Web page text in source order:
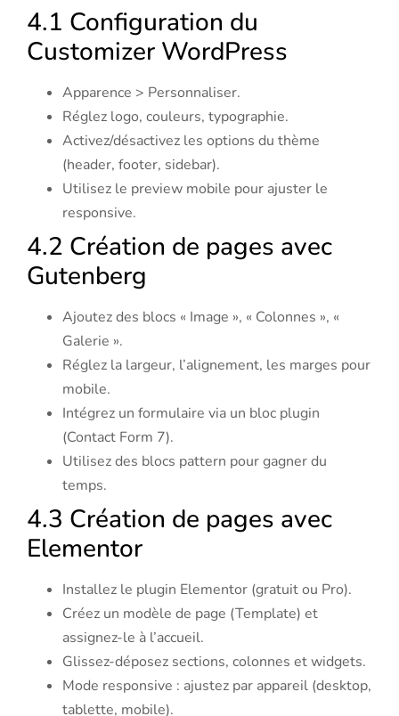
4.1 Configuration du
Customizer WordPress
Apparence > Personnaliser.
Réglez logo, couleurs, typographie.
Activez/désactivez les options du thème
(header, footer, sidebar).
Utilisez le preview mobile pour ajuster le
responsive.
4.2 Création de pages avec
Gutenberg
Ajoutez des blocs « Image », « Colonnes », «
Galerie ».
Réglez la largeur, l’alignement, les marges pour
mobile.
Intégrez un formulaire via un bloc plugin
(Contact Form 7).
Utilisez des blocs pattern pour gagner du
temps.
4.3 Création de pages avec
Elementor
Installez le plugin Elementor (gratuit ou Pro).
Créez un modèle de page (Template) et
assignez-le à l’accueil.
Glissez-déposez sections, colonnes et widgets.
Mode responsive : ajustez par appareil (desktop,
tablette, mobile).